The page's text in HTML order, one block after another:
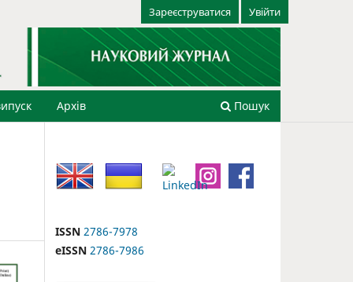
Архів Пошук
Зареєструватися Увійти
ISSN 2786-7978
eISSN 2786-7986